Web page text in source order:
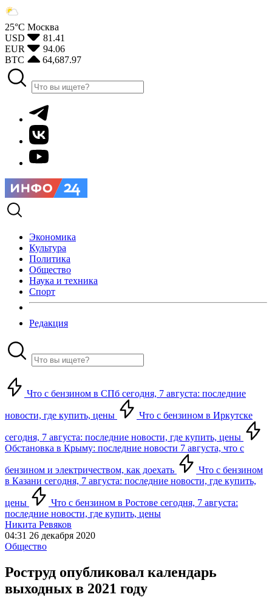
25°С Москва
USD
81.41
EUR
94.06
BTC
64,687.97
Экономика
Культура
Политика
Общество
Наука и техника
Спорт
Редакция
Что с бензином в СПб сегодня, 7 августа: последние
новости, где купить, цены Что с бензином в Иркутске
сегодня, 7 августа: последние новости, где купить, цены
Обстановка в Крыму: последние новости 7 августа, что с
бензином и электричеством, как доехать
Что с бензином
в Казани сегодня, 7 августа: последние новости, где купить,
цены
Что с бензином в Ростове сегодня, 7 августа:
последние новости, где купить, цены
Никита Ревяков
04:31 26 декабря 2020
Общество
Роструд опубликовал календарь
выходных в 2021 году